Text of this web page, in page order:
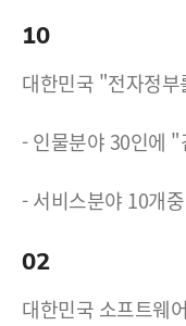
10
대한민국 "전자정
- 인물분야 30인에
- 서비스분야 10개
02
대한민국 소프트웨